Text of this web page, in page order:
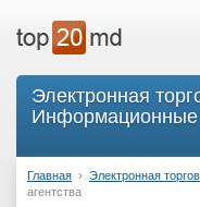
Электронная
Информационные
Главная › Электронная
агентства